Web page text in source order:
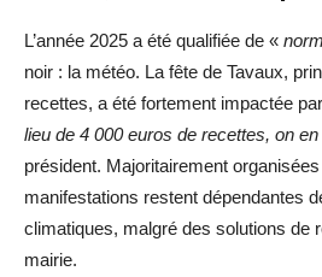
L’année 2025 a été qualifiée de «
noir : la météo. La fête de Tavaux,
recettes, a été fortement impactée
lieu de 4 000 euros de recettes, on
président. Majoritairement
manifestations restent dépendantes
climatiques, malgré des solutions de
mairie.